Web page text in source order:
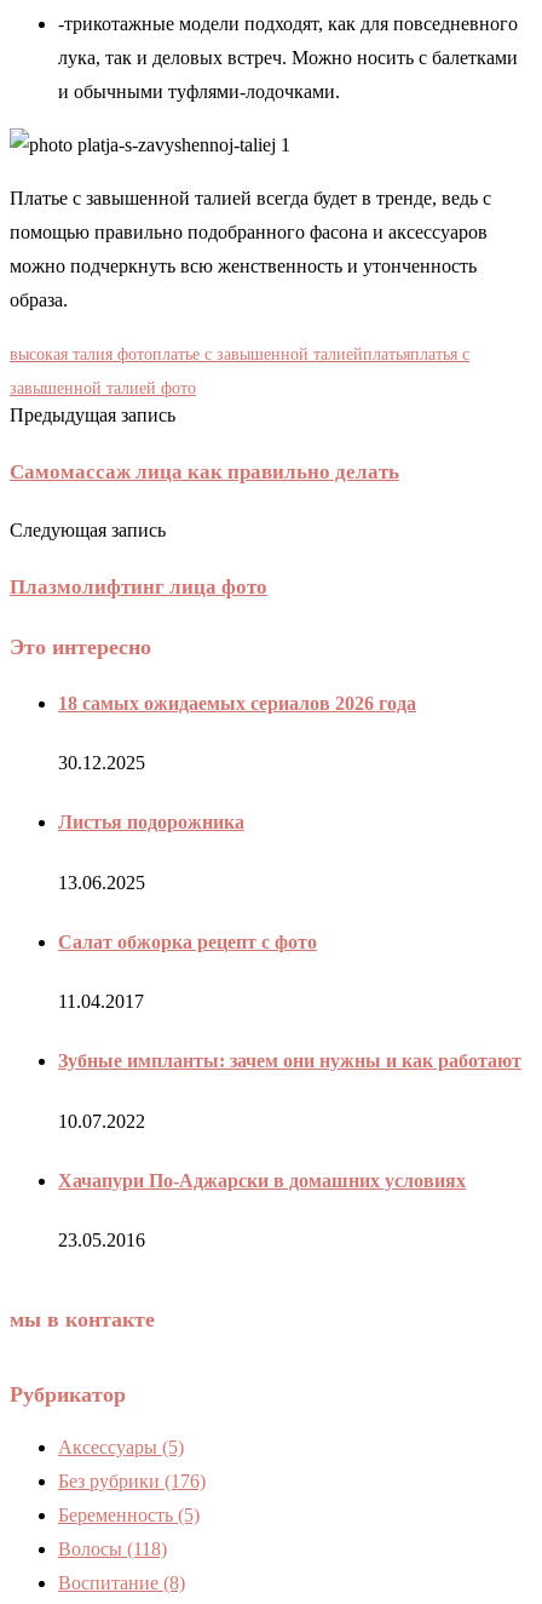
-трикотажные модели подходят, как для повседневного
лука, так и деловых встреч. Можно носить с балетками
и обычными туфлями-лодочками.
Платье с завышенной талией всегда будет в тренде, ведь с
помощью правильно подобранного фасона и аксессуаров
можно подчеркнуть всю женственность и утонченность
образа.
высокая талия фотоплатье с завышенной талиейплатьяплатья с
завышенной талией фото
Предыдущая запись
Самомассаж лица как правильно делать
Следующая запись
Плазмолифтинг лица фото
Это интересно
18 самых ожидаемых сериалов 2026 года
30.12.2025
Листья подорожника
13.06.2025
Салат обжорка рецепт с фото
11.04.2017
Зубные импланты: зачем они нужны и как работают
10.07.2022
Хачапури По-Аджарски в домашних условиях
23.05.2016
мы в контакте
Рубрикатор
Аксессуары (5)
Без рубрики (176)
Беременность (5)
Волосы (118)
Воспитание (8)